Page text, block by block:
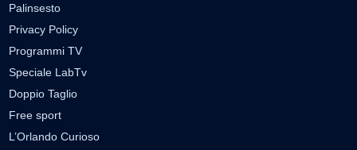
Palinsesto
Privacy Policy
Programmi TV
Speciale LabTv
Doppio Taglio
Free sport
L’Orlando Curioso